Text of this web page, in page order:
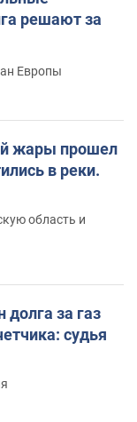
решают за
Европы
жары прошел
в реки.
область и
за газ
судья